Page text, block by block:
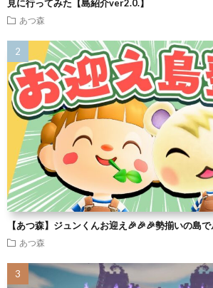
見に行ってみた【島紹介ver2.0.】
あつ森
【あつ森】ジュンくんお迎え🎉🎉🎉勢揃いの島
あつ森